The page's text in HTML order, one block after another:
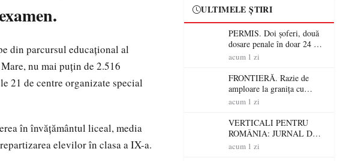
din parcursul educațional al
nu mai puțin de 2.516
21 de centre organizate special
în învățământul liceal, media
elevilor în clasa a IX-a.
ULTIMELE ȘTIRI
PERMIS. Doi șoferi, două
dosare penale în doar 24 de
ore la Petea! Unul avea
nu a avut niciodată permis
acum 1 zi
FRONTIERĂ. Razie de
amploare la granița cu
Ungaria! 800 de persoane și
verificate
acum 1 zi
VERTICALI PENTRU
ROMÂNIA: JURNAL DE
CĂLĂTORIE FIJET
acum 1 zi